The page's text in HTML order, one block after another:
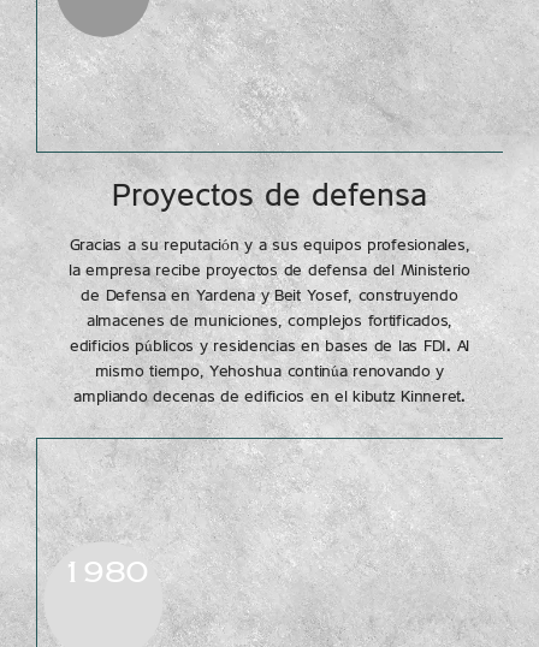
Proyectos de defensa
Gracias a su reputación y a sus equipos profesionales,
la empresa recibe proyectos de defensa del Ministerio
de Defensa en Yardena y Beit Yosef, construyendo
almacenes de municiones, complejos fortificados,
edificios públicos y residencias en bases de las FDI. Al
mismo tiempo, Yehoshua continúa renovando y
ampliando decenas de edificios en el kibutz Kinneret.
1980